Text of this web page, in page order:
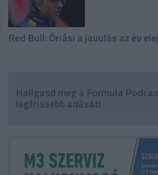
Red Bull: Óriási a javulás az év
Hallgasd meg a Formula
legfrissebb adását!